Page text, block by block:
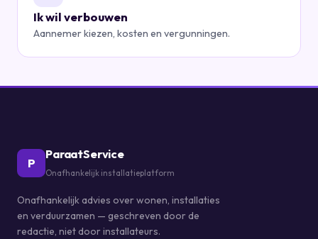
Ik wil verbouwen
Aannemer kiezen, kosten en vergunningen.
P
ParaatService
Onafhankelijk installatieplatform
Onafhankelijk advies over wonen, installaties
en verduurzamen — geschreven door de
redactie, niet door installateurs.